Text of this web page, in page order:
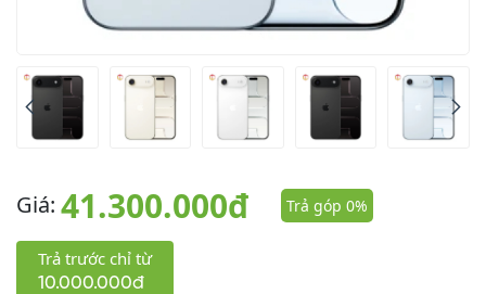
Giá: 41.300.000đ Trả góp 0%
Trả trước chỉ từ
10.000.000đ